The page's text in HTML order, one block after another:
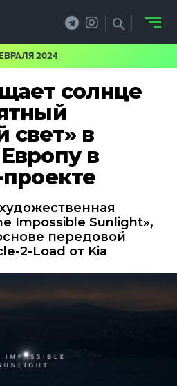
солнце
свет» в
в
Impossible Sunlight»,
передовой
2-Load от Kia
2024
И